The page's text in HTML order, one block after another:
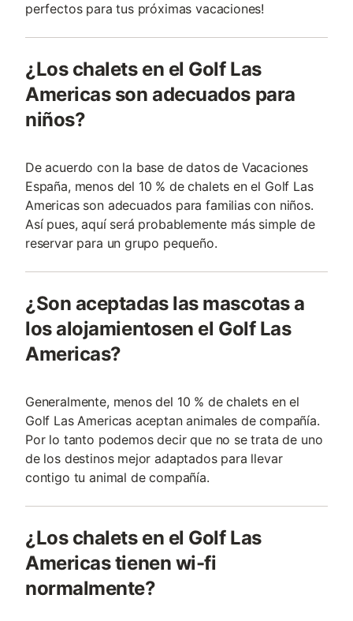
perfectos para tus próximas vacaciones!
¿Los chalets en el Golf Las
Americas son adecuados para
niños?
De acuerdo con la base de datos de Vacaciones
España, menos del 10 % de chalets en el Golf Las
Americas son adecuados para familias con niños.
Así pues, aquí será probablemente más simple de
reservar para un grupo pequeño.
¿Son aceptadas las mascotas a
los alojamientosen el Golf Las
Americas?
Generalmente, menos del 10 % de chalets en el
Golf Las Americas aceptan animales de compañía.
Por lo tanto podemos decir que no se trata de uno
de los destinos mejor adaptados para llevar
contigo tu animal de compañía.
¿Los chalets en el Golf Las
Americas tienen wi-fi
normalmente?